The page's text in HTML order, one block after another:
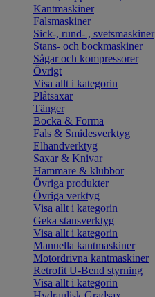
Kantmaskiner
Falsmaskiner
Sick-, rund- , svetsmaskiner
Stans- och bockmaskiner
Sågar och kompressorer
Övrigt
Visa allt i kategorin
Plåtsaxar
Tänger
Bocka & Forma
Fals & Smidesverktyg
Elhandverktyg
Saxar & Knivar
Hammare & klubbor
Övriga produkter
Övriga verktyg
Visa allt i kategorin
Geka stansverktyg
Visa allt i kategorin
Manuella kantmaskiner
Motordrivna kantmaskiner
Retrofit U-Bend styrning
Visa allt i kategorin